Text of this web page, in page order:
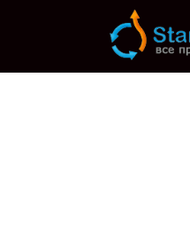
Main menu